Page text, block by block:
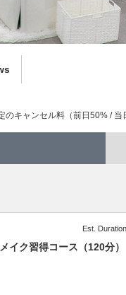
キャンセル料（前日50% / 当
Est.
イク習得コース（120分）